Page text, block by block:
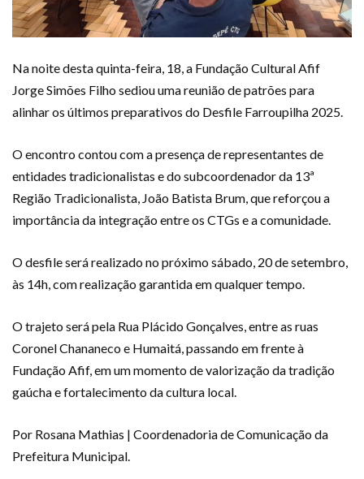
Na noite desta quinta-feira, 18, a Fundação Cultural Afif
Jorge Simões Filho sediou uma reunião de patrões para
alinhar os últimos preparativos do Desfile Farroupilha 2025.
O encontro contou com a presença de representantes de
entidades tradicionalistas e do subcoordenador da 13ª
Região Tradicionalista, João Batista Brum, que reforçou a
importância da integração entre os CTGs e a comunidade.
O desfile será realizado no próximo sábado, 20 de setembro,
às 14h, com realização garantida em qualquer tempo.
O trajeto será pela Rua Plácido Gonçalves, entre as ruas
Coronel Chananeco e Humaitá, passando em frente à
Fundação Afif, em um momento de valorização da tradição
gaúcha e fortalecimento da cultura local.
Por Rosana Mathias | Coordenadoria de Comunicação da
Prefeitura Municipal.